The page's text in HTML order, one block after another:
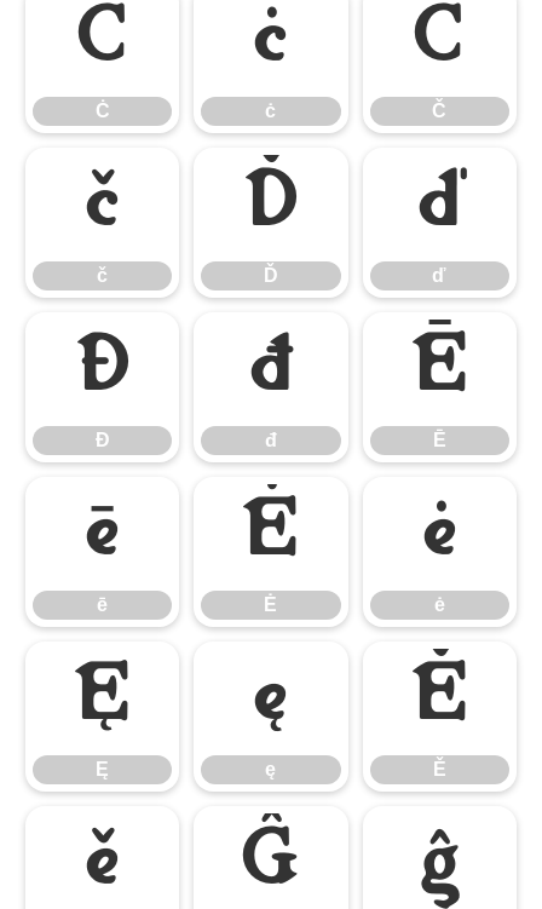
Ċ
Ċ
ċ
ċ
Č
Č
č
č
Ď
Ď
ď
ď
Đ
Đ
đ
đ
Ē
Ē
ē
ē
Ė
Ė
ė
ė
Ę
Ę
ę
ę
Ě
Ě
ě Ĝ ĝ